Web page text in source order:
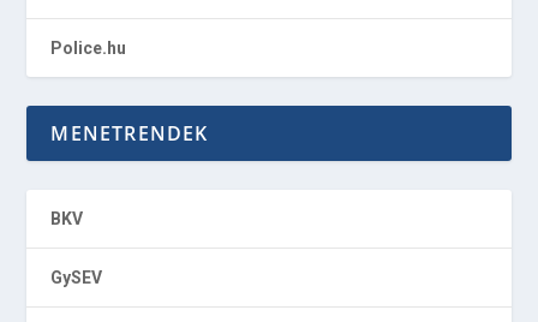
Police.hu
MENETRENDEK
BKV
GySEV